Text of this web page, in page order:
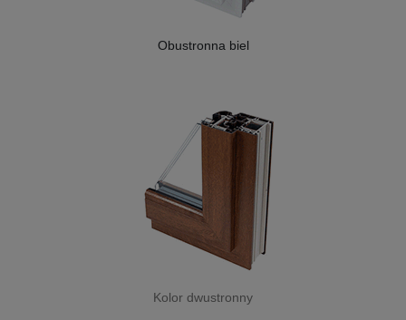
Obustronna biel
Kolor dwustronny